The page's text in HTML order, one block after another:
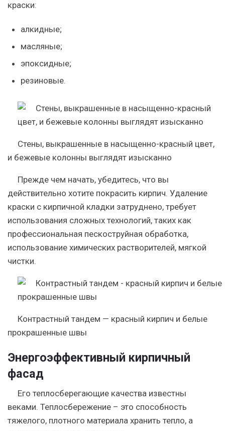
краски:
алкидные;
масляные;
эпоксидные;
резиновые.
Стены, выкрашенные в насыщенно-красный цвет,
и бежевые колонны выглядят изысканно
Прежде чем начать, убедитесь, что вы
действительно хотите покрасить кирпич. Удаление
краски с кирпичной кладки затруднено, требует
использования сложных технологий, таких как
профессиональная пескоструйная обработка,
использование химических растворителей, мягкой
чистки.
Контрастный тандем — красный кирпич и белые
прокрашенные швы
Энергоэффективный кирпичный
фасад
Его теплосберегающие качества известны
веками. Теплосбережение – это способность
тяжелого, плотного материала хранить тепло, а